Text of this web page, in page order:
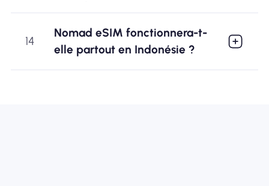
14
Nomad eSIM fonctionnera-t-
elle partout en Indonésie ?